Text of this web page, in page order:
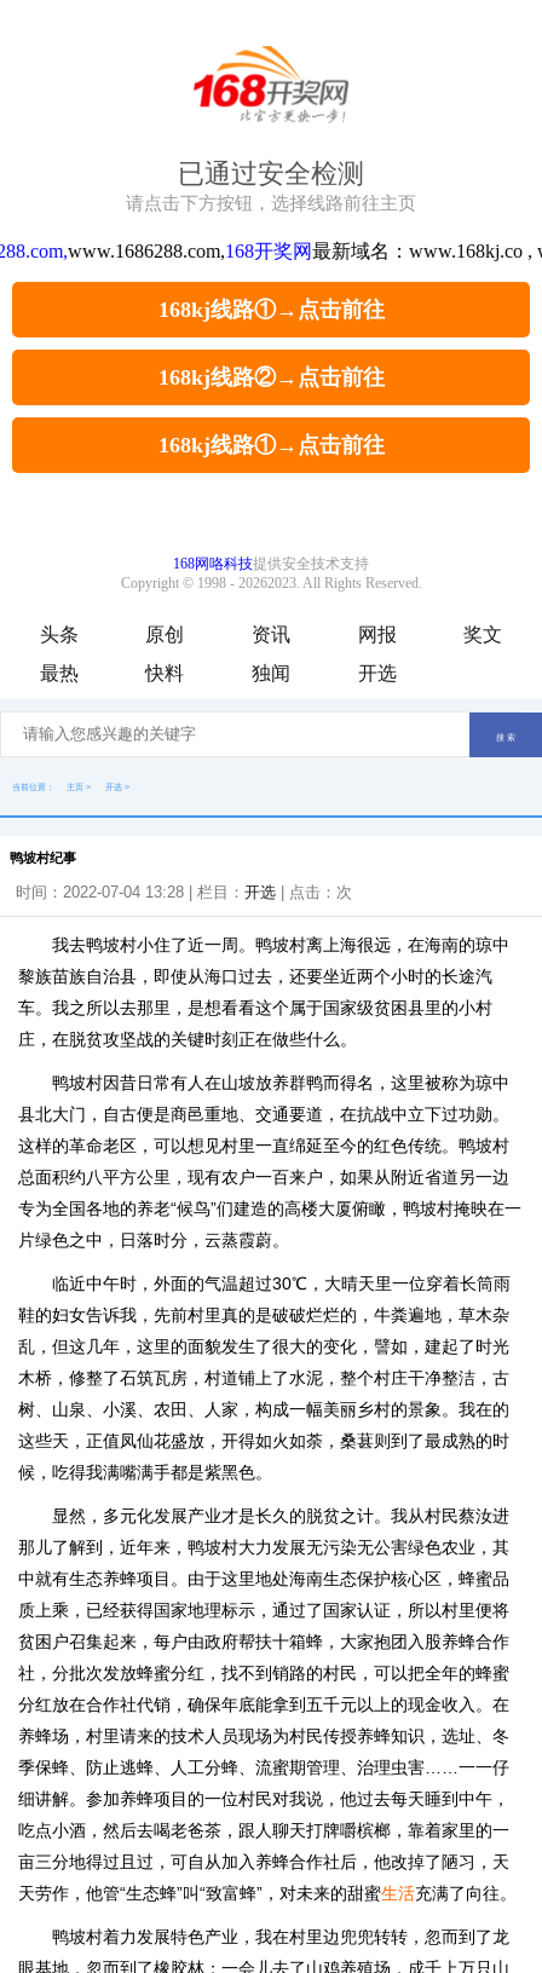
头条 原创 资讯 网报
奖文
最热
快料 独闻 开选
当前位置： 主页 > 开选 >
鸭坡村纪事
时间：2022-07-04 13:28 | 栏目： 开选 | 点击： 次
我去鸭坡村小住了近一周。鸭坡村离上海很远，在海南的琼中
黎族苗族自治县，即使从海口过去，还要坐近两个小时的长途汽
车。我之所以去那里，是想看看这个属于国家级贫困县里的小村
庄，在脱贫攻坚战的关键时刻正在做些什么。
鸭坡村因昔日常有人在山坡放养群鸭而得名，这里被称为琼中
县北大门，自古便是商邑重地、交通要道，在抗战中立下过功勋。
这样的革命老区，可以想见村里一直绵延至今的红色传统。鸭坡村
总面积约八平方公里，现有农户一百来户，如果从附近省道另一边
专为全国各地的养老“候鸟”们建造的高楼大厦俯瞰，鸭坡村掩映在一
片绿色之中，日落时分，云蒸霞蔚。
临近中午时，外面的气温超过30℃，大晴天里一位穿着长筒雨
鞋的妇女告诉我，先前村里真的是破破烂烂的，牛粪遍地，草木杂
乱，但这几年，这里的面貌发生了很大的变化，譬如，建起了时光
木桥，修整了石筑瓦房，村道铺上了水泥，整个村庄干净整洁，古
树、山泉、小溪、农田、人家，构成一幅美丽乡村的景象。我在的
这些天，正值凤仙花盛放，开得如火如荼，桑葚则到了最成熟的时
候，吃得我满嘴满手都是紫黑色。
显然，多元化发展产业才是长久的脱贫之计。我从村民蔡汝进
那儿了解到，近年来，鸭坡村大力发展无污染无公害绿色农业，其
中就有生态养蜂项目。由于这里地处海南生态保护核心区，蜂蜜品
质上乘，已经获得国家地理标示，通过了国家认证，所以村里便将
贫困户召集起来，每户由政府帮扶十箱蜂，大家抱团入股养蜂合作
社，分批次发放蜂蜜分红，找不到销路的村民，可以把全年的蜂蜜
分红放在合作社代销，确保年底能拿到五千元以上的现金收入。在
养蜂场，村里请来的技术人员现场为村民传授养蜂知识，选址、冬
季保蜂、防止逃蜂、人工分蜂、流蜜期管理、治理虫害……一一仔
细讲解。参加养蜂项目的一位村民对我说，他过去每天睡到中午，
吃点小酒，然后去喝老爸茶，跟人聊天打牌嚼槟榔，靠着家里的一
亩三分地得过且过，可自从加入养蜂合作社后，他改掉了陋习，天
天劳作，他管“生态蜂”叫“致富蜂”，对未来的甜蜜生活充满了向往。
鸭坡村着力发展特色产业，我在村里边兜兜转转，忽而到了龙
眼基地，忽而到了橡胶林；一会儿去了山鸡养殖场，成千上万只山